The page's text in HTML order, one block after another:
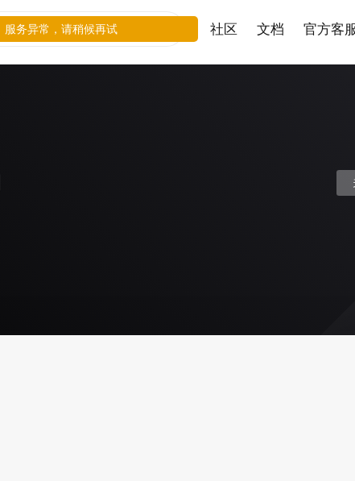
社区 文档 官方客
服务异常，请稍候再试